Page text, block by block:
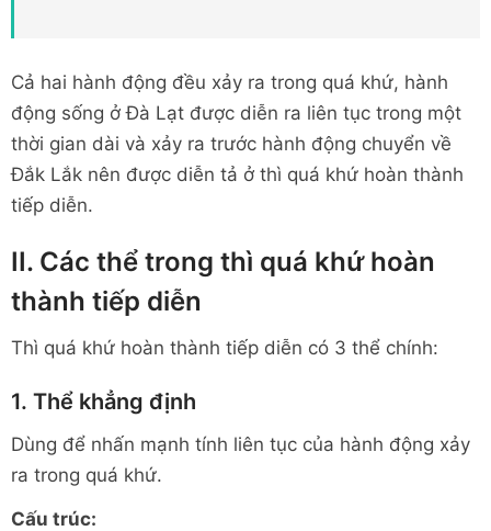
Cả hai hành động đều xảy ra trong quá khứ, hành
động sống ở Đà Lạt được diễn ra liên tục trong một
thời gian dài và xảy ra trước hành động chuyển về
Đắk Lắk nên được diễn tả ở thì quá khứ hoàn thành
tiếp diễn.
II. Các thể trong thì quá khứ hoàn
thành tiếp diễn
Thì quá khứ hoàn thành tiếp diễn có 3 thể chính:
1. Thể khẳng định
Dùng để nhấn mạnh tính liên tục của hành động xảy
ra trong quá khứ.
Cấu trúc: